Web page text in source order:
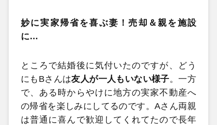
妙に実家帰省を喜ぶ妻！売却＆親を施設
に…
ところで結婚後に気付いたのですが、どう
にもBさんは友人が一人もいない様子。一方
で、ある時からやけに地方の実家不動産へ
の帰省を楽しみにしてるのです。Aさん両親
は普通に喜んで歓迎してくれてたので長年